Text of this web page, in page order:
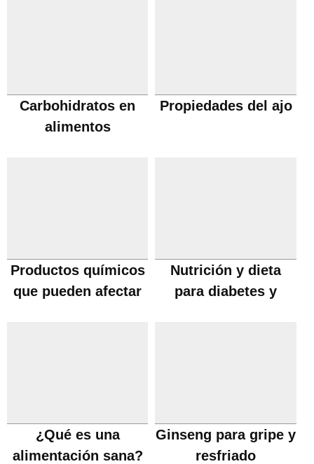
Carbohidratos en
alimentos
Propiedades del ajo
Productos químicos
que pueden afectar
Nutrición y dieta
para diabetes y
¿Qué es una
alimentación sana?
Ginseng para gripe y
resfriado